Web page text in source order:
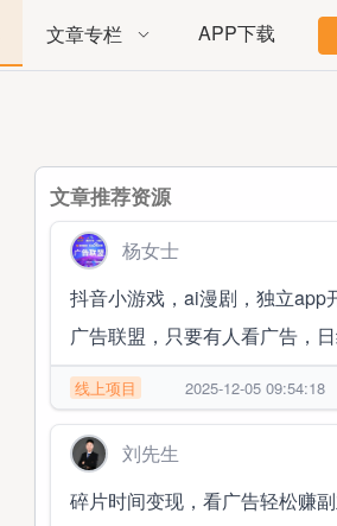
文章专栏 APP下载
文章推荐资源
杨女士
抖音小游戏，ai漫剧，独立app
广告联盟，只要有人看广告，
1000➕
线上项目 2025-12-05 09:54:18
刘先生
碎片时间变现，看广告轻松赚